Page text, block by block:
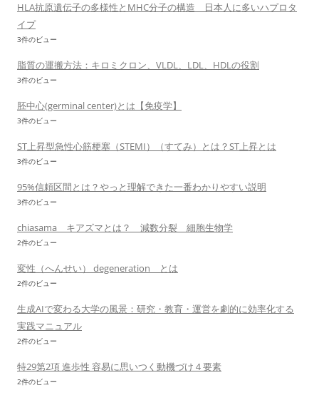
HLA抗原遺伝子の多様性とMHC分子の構造 日本人に多いハプロタ
イプ
3件のビュー
脂質の運搬方法：キロミクロン、VLDL、LDL、HDLの役割
3件のビュー
胚中心(germinal center)とは【免疫学】
3件のビュー
ST上昇型急性心筋梗塞（STEMI）（すてみ）とは？ST上昇とは
3件のビュー
95%信頼区間とは？やっと理解できた一番わかりやすい説明
3件のビュー
chiasama キアズマとは？ 減数分裂 細胞生物学
2件のビュー
変性（へんせい） degeneration とは
2件のビュー
生成AIで変わる大学の風景：研究・教育・運営を劇的に効率化する
実践マニュアル
2件のビュー
特29第2項 進歩性 容易に思いつく動機づけ４要素
2件のビュー